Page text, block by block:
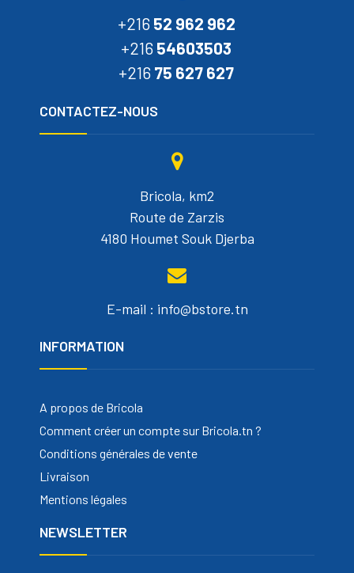
+216 52 962 962
+216 54603503
+216 75 627 627
CONTACTEZ-NOUS
Bricola, km2
Route de Zarzis
4180 Houmet Souk Djerba
E-mail : info@bstore.tn
INFORMATION
A propos de Bricola
Comment créer un compte sur Bricola.tn ?
Conditions générales de vente
Livraison
Mentions légales
NEWSLETTER